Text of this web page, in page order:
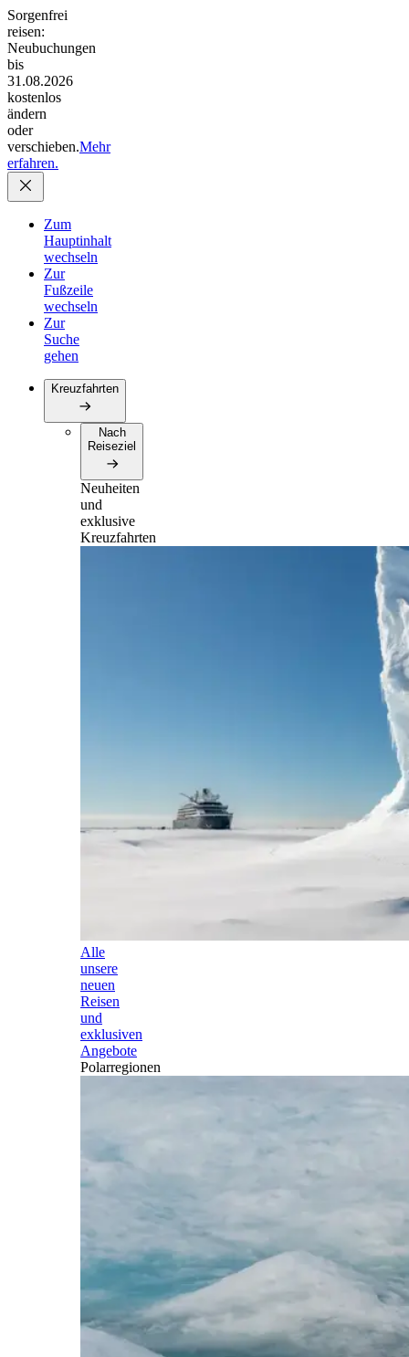
Sorgenfrei
reisen:
Neubuchungen
bis
31.08.2026
kostenlos
ändern
oder
verschieben.Mehr
erfahren.
Zum
Hauptinhalt
wechseln
Zur
Fußzeile
wechseln
Zur
Suche
gehen
Kreuzfahrten
Nach
Reiseziel
Neuheiten
und
exklusive
Kreuzfahrten
Alle
unsere
neuen
Reisen
und
exklusiven
Angebote
Polarregionen